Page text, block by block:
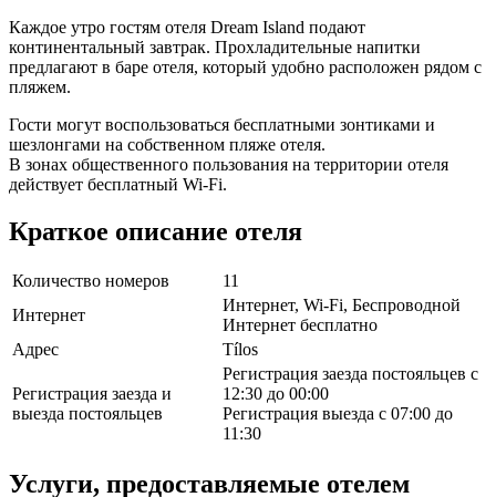
Каждое утро гостям отеля Dream Island подают
континентальный завтрак. Прохладительные напитки
предлагают в баре отеля, который удобно расположен рядом с
пляжем.
Гости могут воспользоваться бесплатными зонтиками и
шезлонгами на собственном пляже отеля.
В зонах общественного пользования на территории отеля
действует бесплатный Wi-Fi.
Краткое описание отеля
Количество номеров
11
Интернет
Интернет, Wi-Fi, Беспроводной
Интернет бесплатно
Адрес
Tílos
Регистрация заезда и
выезда постояльцев
Регистрация заезда постояльцев с
12:30 до 00:00
Регистрация выезда с 07:00 до
11:30
Услуги, предоставляемые отелем